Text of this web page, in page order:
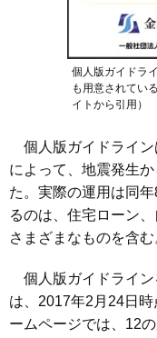
個人版ガイドラ
も用意されてい
イトから引用）
個人版ガイドライン
によって、地震発生
た。実際の運用は同
るのは、住宅ローン
さまざまなものを含む
個人版ガイドライン
は、2017年2月24日
ームページでは、12